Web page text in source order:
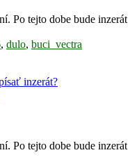
Po tejto dobe bude inzerát
, dulo, buci_vectra
inzerát?
Po tejto dobe bude inzerát